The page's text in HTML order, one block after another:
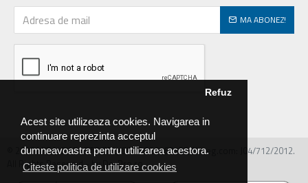
Acest site utilizeaza cookies. Navigarea in
continuare reprezinta acceptul
dumneavoastra pentru utilizarea acestora.
Citeste politica de utilizare cookies
Refuz
MA ABONEZ!
© 2026 MIRALEX PARTS SRL, CIF: RO30468586, Nr.reg.com: J04/712/2012.
All Rights Reserved - by DevPro.ro